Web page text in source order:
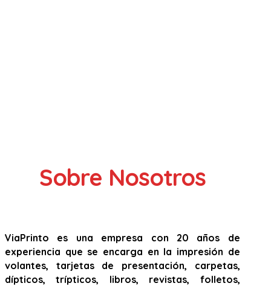
Sobre Nosotros
ViaPrinto es una empresa con 20 años de
experiencia que se encarga en la impresión de
volantes, tarjetas de presentación, carpetas,
dípticos, trípticos, libros, revistas, folletos,